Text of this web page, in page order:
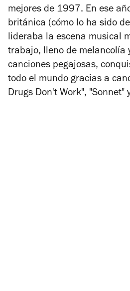
mejores de 1997. En ese
británica (cómo lo ha sido
lideraba la escena musical
trabajo, lleno de melancolía
canciones pegajosas,
todo el mundo gracias a
Drugs Don't Work", "Sonnet"